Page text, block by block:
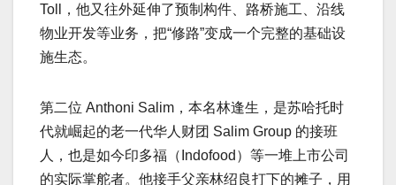
Toll，他又往外延伸了预制构件、路桥施工、沿线
物业开发等业务，把“修路”变成一个完整的基础设
施生态。
第二位 Anthoni Salim，本名林逢生，是苏哈托时
代就崛起的老一代华人财团 Salim Group 的接班
人，也是如今印多福（Indofood）等一堆上市公司
的实际掌舵者。他接手父亲林绍良打下的摊子，用